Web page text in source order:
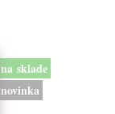
na sklade
novinka